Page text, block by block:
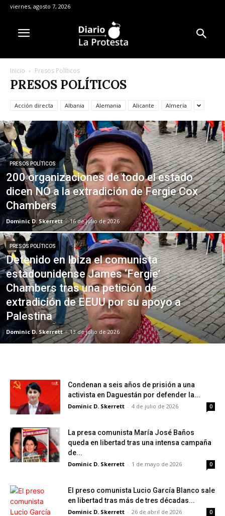
viernes, agosto 7, 2026
Inicio Presos Políticos
PRESOS POLÍTICOS
Acción directa Albania Alemania Alicante Almería
PRESOS POLÍTICOS
200 organizaciones de todo el estado
dicen NO a la extradición de Fergie Cox
Chambers
Dominic D. Skerrett - 16 de julio de 2026
PRESOS POLÍTICOS
Detenido en Ibiza el comunista
estadounidense James ‘Fergie’
Chambers tras una petición de
extradición de EEUU por su apoyo a
Palestina
Dominic D. Skerrett - 13 de julio de 2026
Condenan a seis años de prisión a una
activista en Daguestán por defender la...
Dominic D. Skerrett - 4 de julio de 2026 0
La presa comunista María José Baños
queda en libertad tras una intensa campaña
de...
Dominic D. Skerrett - 1 de mayo de 2026 0
El preso comunista Lucio García Blanco sale
en libertad tras más de tres décadas...
Dominic D. Skerrett - 26 de abril de 2026 0